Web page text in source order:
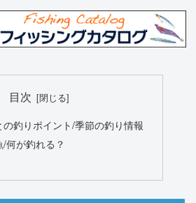
目次
の釣りポイント/季節の釣り情報
何が釣れる？